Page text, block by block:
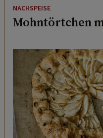
NACHSPEISE
Mohntörtchen